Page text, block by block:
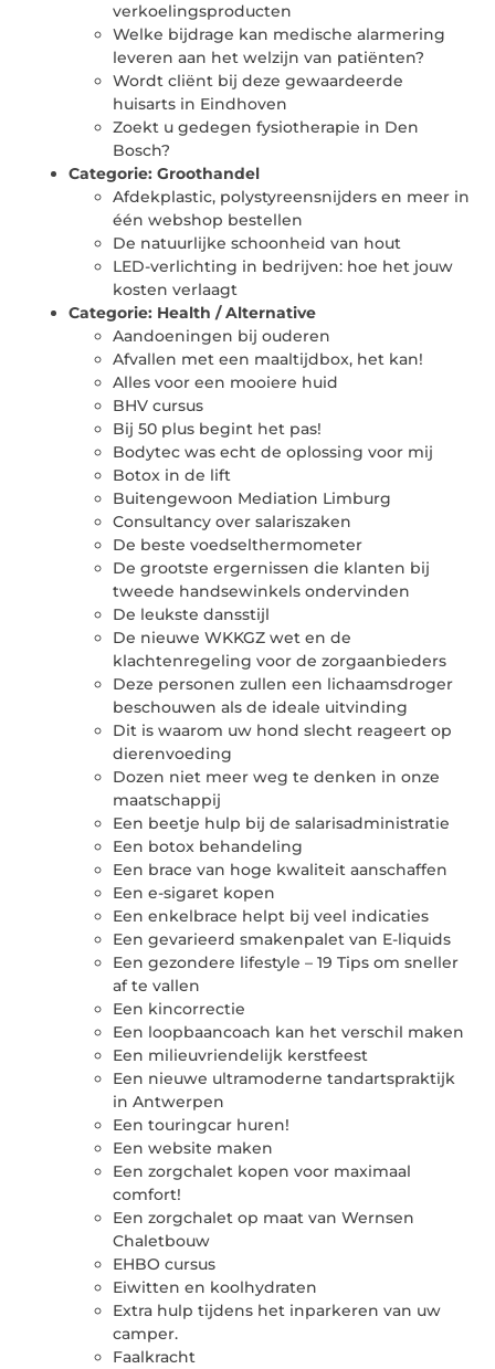
verkoelingsproducten
Welke bijdrage kan medische alarmering
leveren aan het welzijn van patiënten?
Wordt cliënt bij deze gewaardeerde
huisarts in Eindhoven
Zoekt u gedegen fysiotherapie in Den
Bosch?
Categorie: Groothandel
Afdekplastic, polystyreensnijders en meer in
één webshop bestellen
De natuurlijke schoonheid van hout
LED-verlichting in bedrijven: hoe het jouw
kosten verlaagt
Categorie: Health / Alternative
Aandoeningen bij ouderen
Afvallen met een maaltijdbox, het kan!
Alles voor een mooiere huid
BHV cursus
Bij 50 plus begint het pas!
Bodytec was echt de oplossing voor mij
Botox in de lift
Buitengewoon Mediation Limburg
Consultancy over salariszaken
De beste voedselthermometer
De grootste ergernissen die klanten bij
tweede handsewinkels ondervinden
De leukste dansstijl
De nieuwe WKKGZ wet en de
klachtenregeling voor de zorgaanbieders
Deze personen zullen een lichaamsdroger
beschouwen als de ideale uitvinding
Dit is waarom uw hond slecht reageert op
dierenvoeding
Dozen niet meer weg te denken in onze
maatschappij
Een beetje hulp bij de salarisadministratie
Een botox behandeling
Een brace van hoge kwaliteit aanschaffen
Een e-sigaret kopen
Een enkelbrace helpt bij veel indicaties
Een gevarieerd smakenpalet van E-liquids
Een gezondere lifestyle – 19 Tips om sneller
af te vallen
Een kincorrectie
Een loopbaancoach kan het verschil maken
Een milieuvriendelijk kerstfeest
Een nieuwe ultramoderne tandartspraktijk
in Antwerpen
Een touringcar huren!
Een website maken
Een zorgchalet kopen voor maximaal
comfort!
Een zorgchalet op maat van Wernsen
Chaletbouw
EHBO cursus
Eiwitten en koolhydraten
Extra hulp tijdens het inparkeren van uw
camper.
Faalkracht